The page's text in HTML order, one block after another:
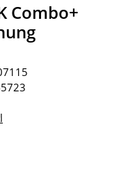
Combo+